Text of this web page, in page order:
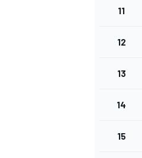
MONOPOSTO
11
12
13
14
15